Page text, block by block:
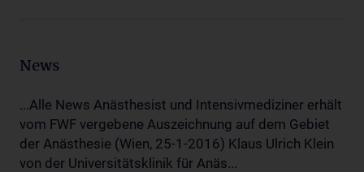
News
...Alle News Anästhesist und Intensivmediziner erhält
vom FWF vergebene Auszeichnung auf dem Gebiet
der Anästhesie (Wien, 25-1-2016) Klaus Ulrich Klein
von der Universitätsklinik für Anäs...